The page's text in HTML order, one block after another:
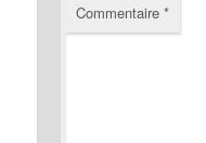
Commentaire*